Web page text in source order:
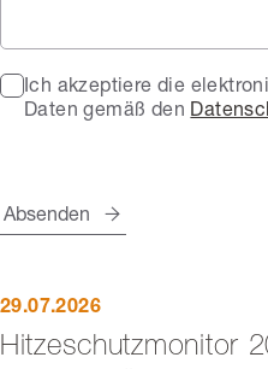
Ich akzeptiere die
Daten gemäß den
Absenden
29.07.2026
Hitzeschutzmonitor